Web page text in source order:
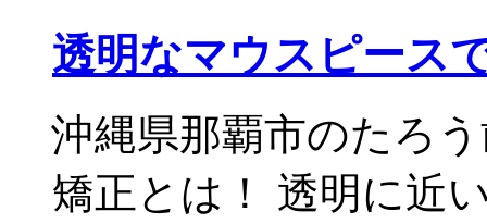
透明なマウスピース
沖縄県那覇市のたろ
矯正とは！ 透明に近